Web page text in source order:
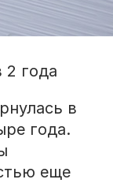
2 года
в
года.
еще